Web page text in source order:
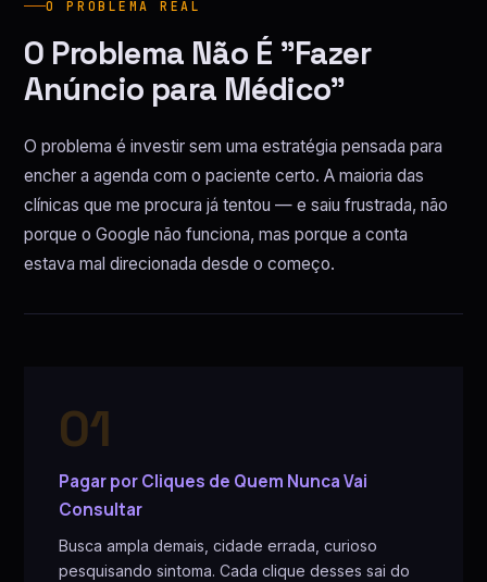
O PROBLEMA REAL
O Problema Não É "Fazer
Anúncio para Médico"
O problema é investir sem uma estratégia pensada para
encher a agenda com o paciente certo. A maioria das
clínicas que me procura já tentou — e saiu frustrada, não
porque o Google não funciona, mas porque a conta
estava mal direcionada desde o começo.
01
Pagar por Cliques de Quem Nunca Vai
Consultar
Busca ampla demais, cidade errada, curioso
pesquisando sintoma. Cada clique desses sai do